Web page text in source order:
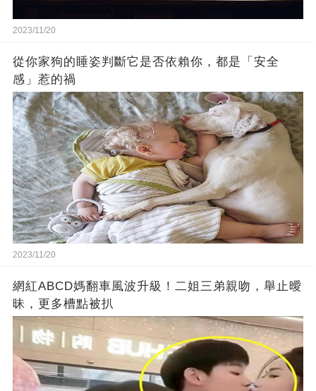
2023/11/20
從你家狗的睡姿判斷它是否依賴你，都是「安全
感」惹的禍
2023/11/20
網紅ABCD媽翻車風波升級！二姐三弟親吻，舉止曖
昧，更多槽點被扒